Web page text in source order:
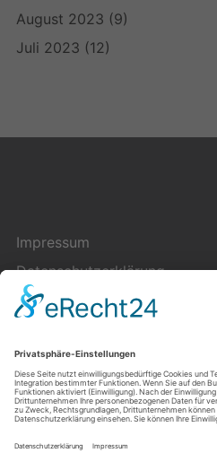
August 2023 (9)
Juli 2023 (12)
Impressum
Datenschutzerklärung
Cookie-Einstellungen
Über uns